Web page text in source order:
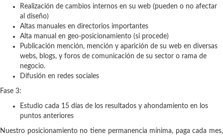
Realización de cambios internos en su web (pueden o no afectar
al diseño)
Altas manuales en directorios importantes
Alta manual en geo-posicionamiento (si procede)
Publicación mención, mención y aparición de su web en diversas
webs, blogs, y foros de comunicación de su sector o rama de
negocio.
Difusión en redes sociales
Fase 3:
Estudio cada 15 días de los resultados y ahondamiento en los
puntos anteriores
Nuestro posicionamiento no tiene permanencia mínima, paga cada mes,